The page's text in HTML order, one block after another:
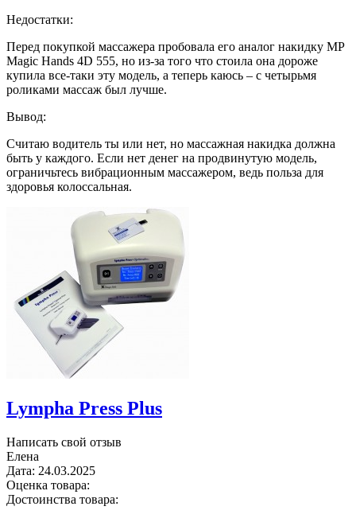
Недостатки:
Перед покупкой массажера пробовала его аналог накидку MP
Magic Hands 4D 555, но из-за того что стоила она дороже
купила все-таки эту модель, а теперь каюсь – с четырьмя
роликами массаж был лучше.
Вывод:
Считаю водитель ты или нет, но массажная накидка должна
быть у каждого. Если нет денег на продвинутую модель,
ограничьтесь вибрационным массажером, ведь польза для
здоровья колоссальная.
Lympha Press Plus
Написать свой отзыв
Елена
Дата: 24.03.2025
Оценка товара:
Достоинства товара: